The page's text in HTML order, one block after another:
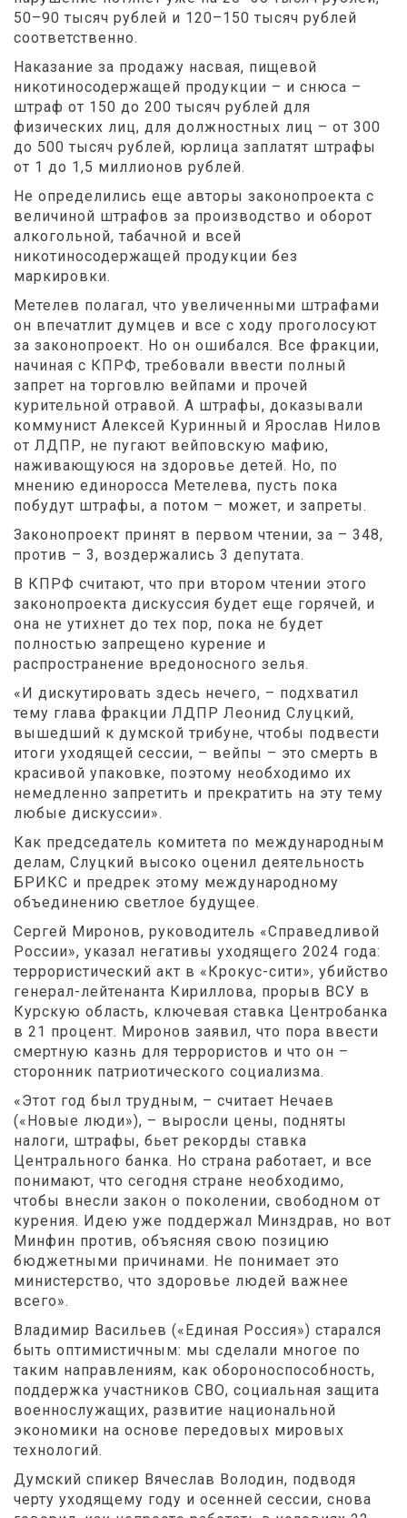
50–90 тысяч рублей и 120–150 тысяч рублей
соответственно.
Наказание за продажу насвая, пищевой
никотиносодержащей продукции – и снюса –
штраф от 150 до 200 тысяч рублей для
физических лиц, для должностных лиц – от 300
до 500 тысяч рублей, юрлица заплатят штрафы
от 1 до 1,5 миллионов рублей.
Не определились еще авторы законопроекта с
величиной штрафов за производство и оборот
алкогольной, табачной и всей
никотиносодержащей продукции без
маркировки.
Метелев полагал, что увеличенными штрафами
он впечатлит думцев и все с ходу проголосуют
за законопроект. Но он ошибался. Все фракции,
начиная с КПРФ, требовали ввести полный
запрет на торговлю вейпами и прочей
курительной отравой. А штрафы, доказывали
коммунист Алексей Куринный и Ярослав Нилов
от ЛДПР, не пугают вейповскую мафию,
наживающуюся на здоровье детей. Но, по
мнению единоросса Метелева, пусть пока
побудут штрафы, а потом – может, и запреты.
Законопроект принят в первом чтении, за – 348,
против – 3, воздержались 3 депутата.
В КПРФ считают, что при втором чтении этого
законопроекта дискуссия будет еще горячей, и
она не утихнет до тех пор, пока не будет
полностью запрещено курение и
распространение вредоносного зелья.
«И дискутировать здесь нечего, – подхватил
тему глава фракции ЛДПР Леонид Слуцкий,
вышедший к думской трибуне, чтобы подвести
итоги уходящей сессии, – вейпы – это смерть в
красивой упаковке, поэтому необходимо их
немедленно запретить и прекратить на эту тему
любые дискуссии».
Как председатель комитета по международным
делам, Слуцкий высоко оценил деятельность
БРИКС и предрек этому международному
объединению светлое будущее.
Сергей Миронов, руководитель «Справедливой
России», указал негативы уходящего 2024 года:
террористический акт в «Крокус-сити», убийство
генерал-лейтенанта Кириллова, прорыв ВСУ в
Курскую область, ключевая ставка Центробанка
в 21 процент. Миронов заявил, что пора ввести
смертную казнь для террористов и что он –
сторонник патриотического социализма.
«Этот год был трудным, – считает Нечаев
(«Новые люди»), – выросли цены, подняты
налоги, штрафы, бьет рекорды ставка
Центрального банка. Но страна работает, и все
понимают, что сегодня стране необходимо,
чтобы внесли закон о поколении, свободном от
курения. Идею уже поддержал Минздрав, но вот
Минфин против, объясняя свою позицию
бюджетными причинами. Не понимает это
министерство, что здоровье людей важнее
всего».
Владимир Васильев («Единая Россия») старался
быть оптимистичным: мы сделали многое по
таким направлениям, как обороноспособность,
поддержка участников СВО, социальная защита
военнослужащих, развитие национальной
экономики на основе передовых мировых
технологий.
Думский спикер Вячеслав Володин, подводя
черту уходящему году и осенней сессии, снова